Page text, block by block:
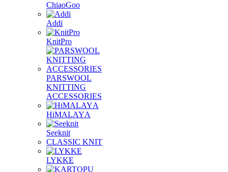
ChiaoGoo
Addi
KnitPro
PARSWOOL
KNITTING
ACCESSORIES
HiMALAYА
Seeknit
CLASSIC KNIT
LYKKE